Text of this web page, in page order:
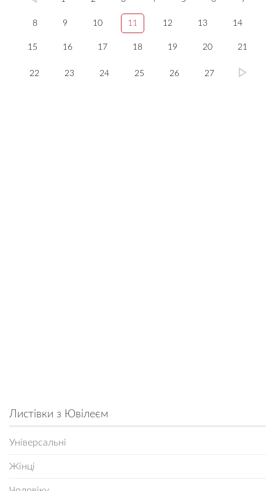
8 9 10 11 12 13 14
15 16 17 18 19 20 21
22 23 24 25 26 27
Листівки з Ювілеєм
Універсальні
Жінці